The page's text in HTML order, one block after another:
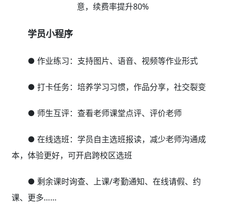
意，续费率提升80%
学员小程序
● 作业练习：支持图片、语音、视频等作业形式
● 打卡任务：培养学习习惯，作品分享，社交裂变
● 师生互评：查看老师课堂点评、评价老师
● 在线选班：学员自主选班报读，减少老师沟通成
本，体验更好，可开启跨校区选班
● 剩余课时询查、上课/考勤通知、在线请假、约
课、更多……